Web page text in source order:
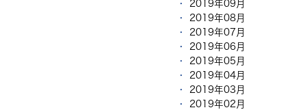
2019年09月
2019年08月
2019年07月
2019年06月
2019年05月
2019年04月
2019年03月
2019年02月